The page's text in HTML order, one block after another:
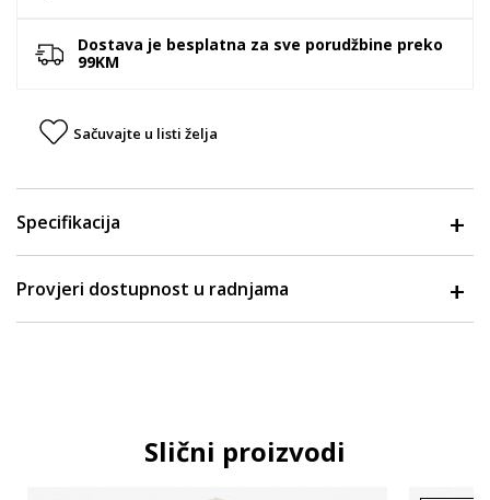
Dostava je besplatna za sve porudžbine preko
99KM
Sačuvajte u listi želja
Specifikacija
Provjeri dostupnost u radnjama
Slični proizvodi